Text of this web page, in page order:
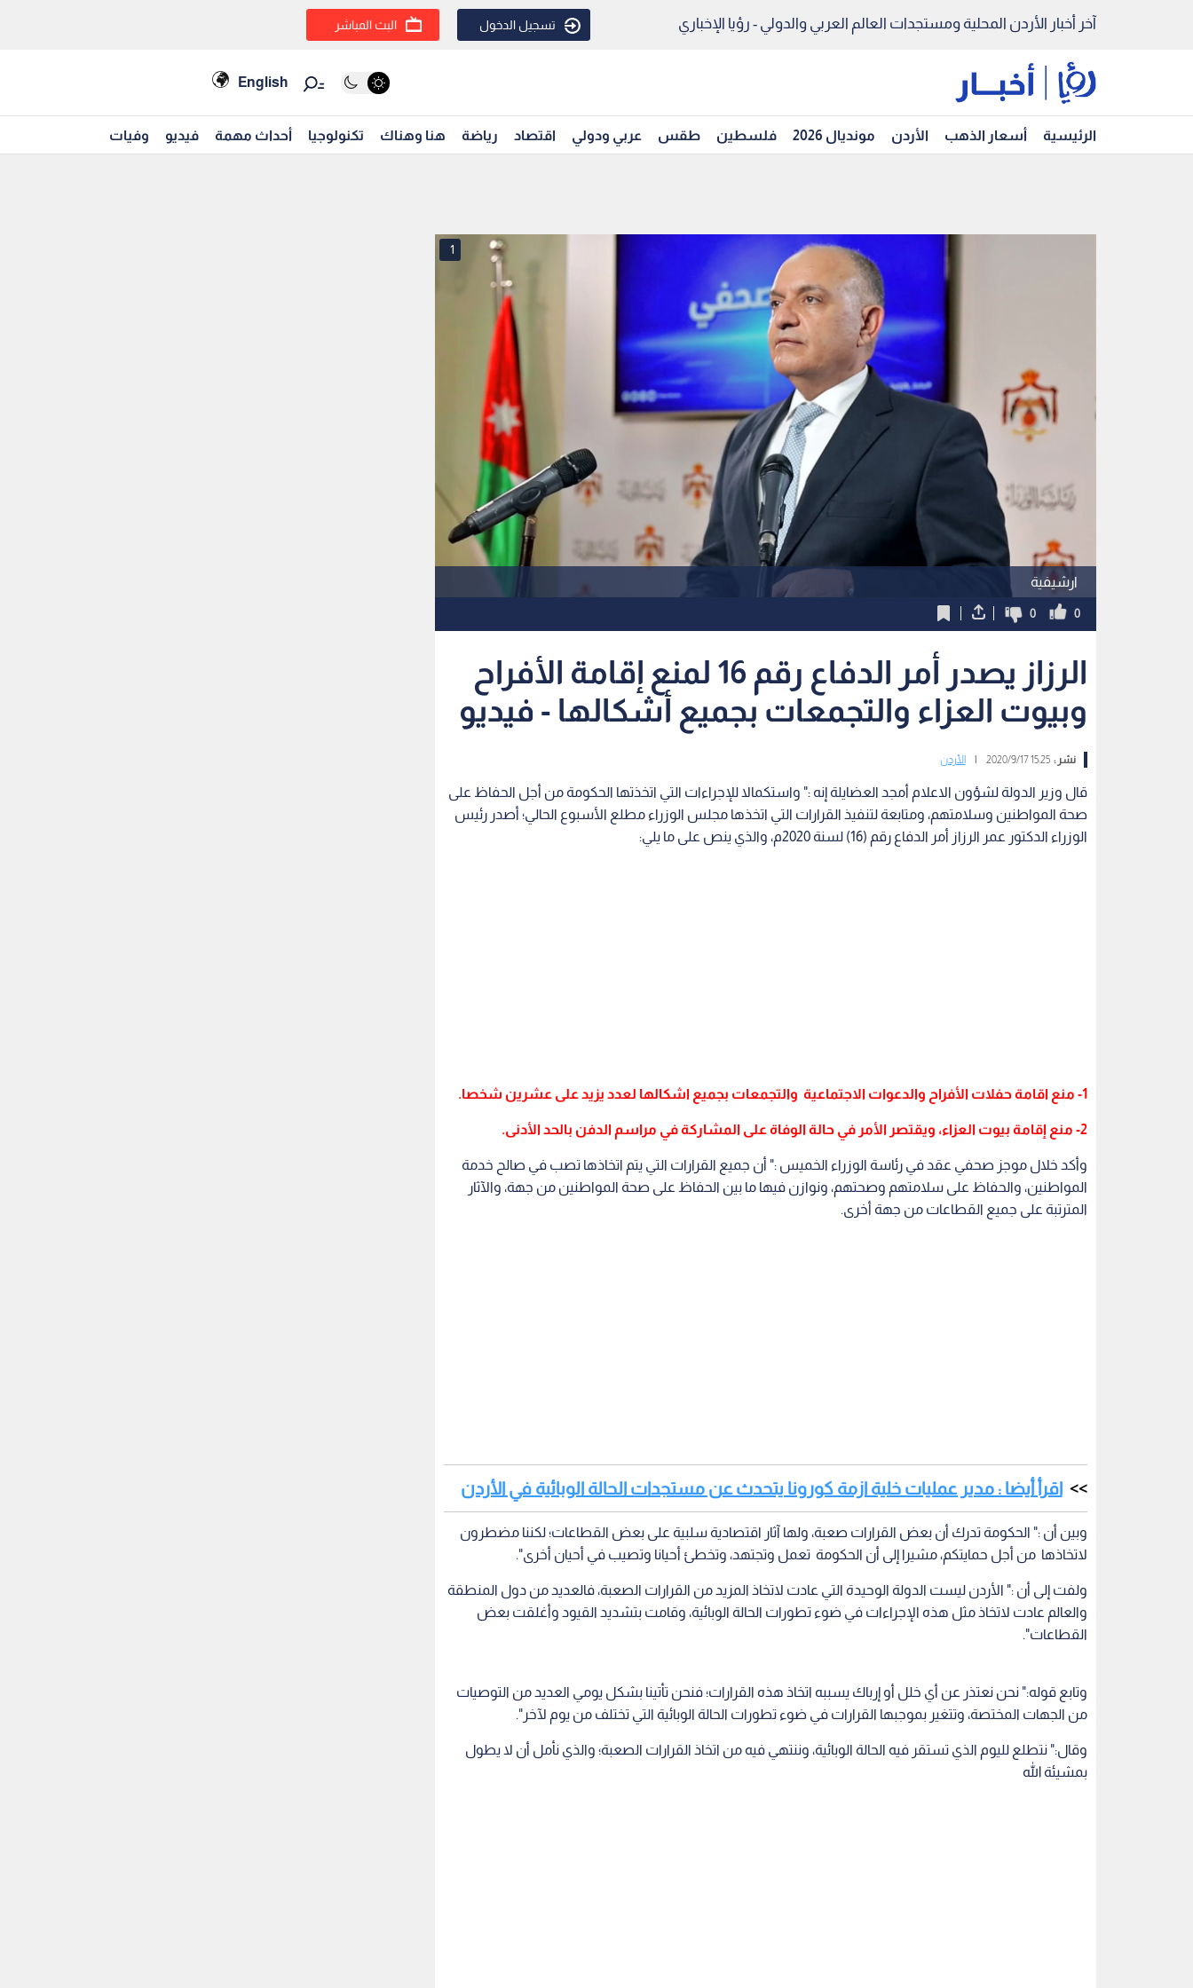
آخر أخبار الأردن المحلية ومستجدات العالم العربي والدولي - رؤيا الإخباري تسجيل الدخول البث المباشر
English
الرئيسية أسعار الذهب الأردن مونديال 2026 فلسطين طقس عربي ودولي اقتصاد رياضة هنا وهناك تكنولوجيا أحداث مهمة فيديو وفيات
ارشيفية
1
0
0
الرزاز يصدر أمر الدفاع رقم 16 لمنع إقامة الأفراح
وبيوت العزاء والتجمعات بجميع أشكالها - فيديو
نشر :15:25 2020/9/17 الأردن
قال وزير الدولة لشؤون الاعلام أمجد العضايلة إنه :" واستكمالا للإجراءات التي اتخذتها الحكومة من أجل الحفاظ على
صحة المواطنين وسلامتهم، ومتابعة لتنفيذ القرارات التي اتخذها مجلس الوزراء مطلع الأسبوع الحالي؛ أصدر رئيس
الوزراء الدكتور عمر الرزاز أمر الدفاع رقم (16) لسنة 2020م، والذي ينص على ما يلي:
1- منع اقامة حفلات الأفراح والدعوات الاجتماعية والتجمعات بجميع اشكالها لعدد يزيد على عشرين شخصا.
2- منع إقامة بيوت العزاء، ويقتصر الأمر في حالة الوفاة على المشاركة في مراسم الدفن بالحد الأدنى.
وأكد خلال موجز صحفي عقد في رئاسة الوزراء الخميس :" أن جميع القرارات التي يتم اتخاذها تصب في صالح خدمة
المواطنين، والحفاظ على سلامتهم وصحتهم، ونوازن فيها ما بين الحفاظ على صحة المواطنين من جهة، والآثار
المترتبة على جميع القطاعات من جهة أخرى.
اقرأ أيضا : مدير عمليات خلية ازمة كورونا يتحدث عن مستجدات الحالة الوبائية في الأردن
وبين أن :" الحكومة تدرك أن بعض القرارات صعبة، ولها آثار اقتصادية سلبية على بعض القطاعات؛ لكننا مضطرون
لاتخاذها من أجل حمايتكم، مشيرا إلى أن الحكومة تعمل وتجتهد، وتخطئ أحيانا وتصيب في أحيان أخرى".
ولفت إلى أن :" الأردن ليست الدولة الوحيدة التي عادت لاتخاذ المزيد من القرارات الصعبة، فالعديد من دول المنطقة
والعالم عادت لاتخاذ مثل هذه الإجراءات في ضوء تطورات الحالة الوبائية، وقامت بتشديد القيود وأغلقت بعض
القطاعات".
وتابع قوله:" نحن نعتذر عن أي خلل أو إرباك يسببه اتخاذ هذه القرارات؛ فنحن تأتينا بشكل يومي العديد من التوصيات
من الجهات المختصة، وتتغير بموجبها القرارات في ضوء تطورات الحالة الوبائية التي تختلف من يوم لآخر".
وقال:" نتطلع لليوم الذي تستقر فيه الحالة الوبائية، وننتهي فيه من اتخاذ القرارات الصعبة؛ والذي نأمل أن لا يطول
بمشيئة الله